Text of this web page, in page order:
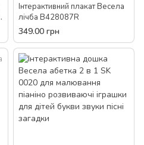
Інтерактивний плакат Весела
лічба B428087R
349.00 грн